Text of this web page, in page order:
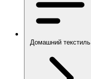
Домашний текстиль